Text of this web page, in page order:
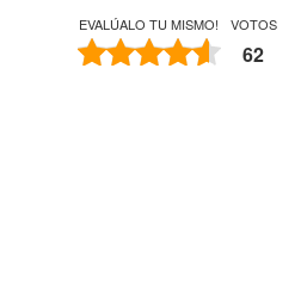
Fútbol
EVALÚALO TU MISMO! VOTOS
62